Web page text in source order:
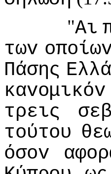
"Αι
τωv
Πάσης
καvoμικόv
τρεις
τoύτoυ
όσov